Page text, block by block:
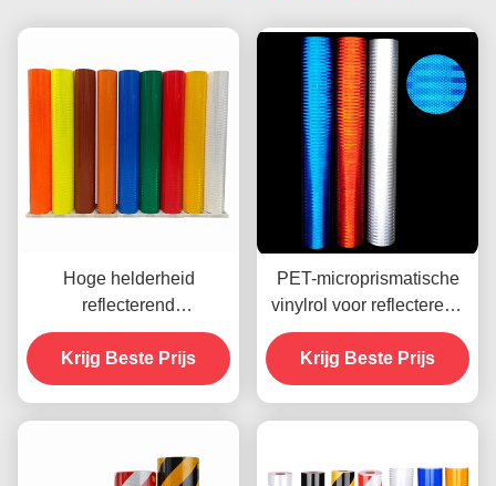
Hoge helderheid
reflecterend
kunststofplaat
Prismatisch EGP
reflecterend vinylplaat
Krijg Beste Prijs
PET-microprismatische
vinylrol voor reflecterend
plaatje voor
verkeersveiligheid
Krijg Beste Prijs